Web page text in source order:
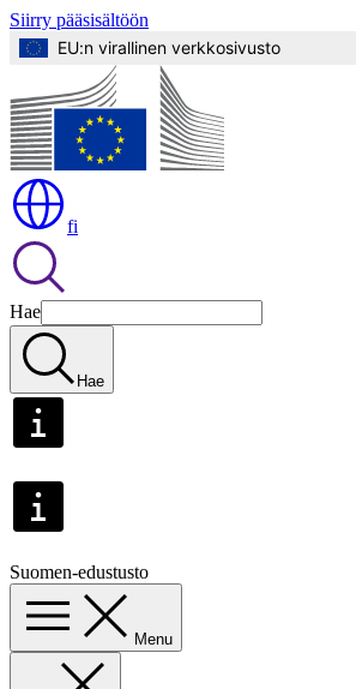
Siirry pääsisältöön
EU:n virallinen verkkosivusto
fi
Hae
Hae
Suomen-edustusto
Menu